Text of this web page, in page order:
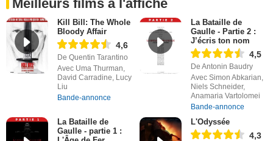
Meilleurs films à l'affiche
Kill Bill: The Whole
Bloody Affair
4,6
De Quentin Tarantino
Avec Uma Thurman,
David Carradine, Lucy
Liu
Bande-annonce
La Bataille de
Gaulle - Partie 2 :
J’écris ton nom
4,5
De Antonin Baudry
Avec Simon Abkarian,
Niels Schneider,
Anamaria Vartolomei
Bande-annonce
La Bataille de
Gaulle - partie 1 :
L'Odyssée
4,3